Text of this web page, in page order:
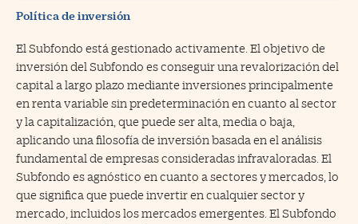
Política de inversión
El Subfondo está gestionado activamente. El objetivo de
inversión del Subfondo es conseguir una revalorización del
capital a largo plazo mediante inversiones principalmente
en renta variable sin predeterminación en cuanto al sector
y la capitalización, que puede ser alta, media o baja,
aplicando una filosofía de inversión basada en el análisis
fundamental de empresas consideradas infravaloradas. El
Subfondo es agnóstico en cuanto a sectores y mercados, lo
que significa que puede invertir en cualquier sector y
mercado, incluidos los mercados emergentes. El Subfondo